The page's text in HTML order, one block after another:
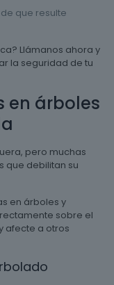
que resulte
Llámanos ahora y
la seguridad de tu
en árboles
pero muchas
que debilitan su
en árboles y
sobre el
afecte a otros